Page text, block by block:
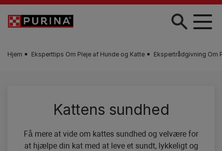
Gå til hovedindhold
Hjem Eksperttips Om Pleje af Hunde og Katte Ekspertrådgivning Om
Kattens sundhed
Få mere at vide om kattes sundhed og velvære for
at hjælpe din kat med at leve et sundt, lykkeligt og